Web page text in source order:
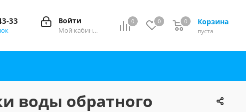
0 0 Корзина
0
пуста
0
Войти
Мой кабинет
33
воды обратного